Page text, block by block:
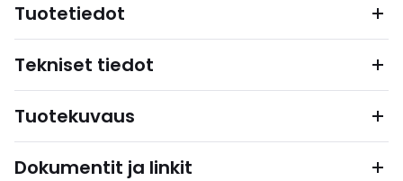
Tuotetiedot
Tekniset tiedot
Tuotekuvaus
Dokumentit ja linkit